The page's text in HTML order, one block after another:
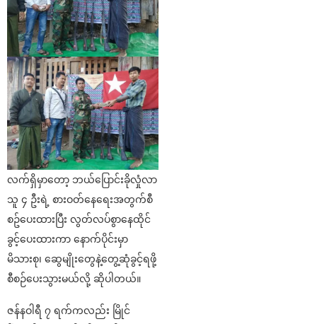
လက်ရှိမှာတော့ ဘယ်ပြောင်းခိုလှုံလာ
သူ ၄ ဦးရဲ့ စားဝတ်နေရေးအတွက်စီ
စဥ်ပေးထားပြီး လွတ်လပ်စွာနေထိုင်
ခွင့်ပေးထားကာ နောက်ပိုင်းမှာ
မိသားစု၊ ဆွေမျိုးတွေနဲ့တွေ့ဆုံခွင့်ရဖို့
စီစ​ဉ်ပေးသွားမယ်လို့ ဆိုပါတယ်။
ဇန်နဝါရီ ၇ ရက်ကလည်း မြိုင်